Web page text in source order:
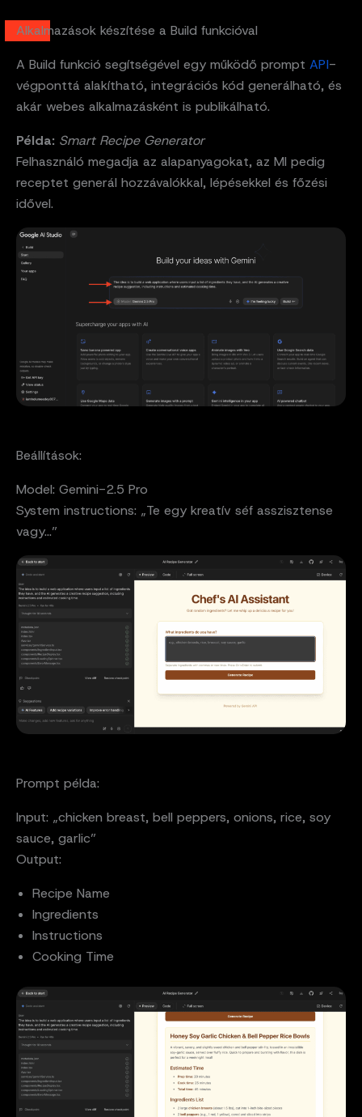
Alkalmazások készítése a Build funkcióval
A Build funkció segítségével egy működő prompt API-
végponttá alakítható, integrációs kód generálható, és
akár webes alkalmazásként is publikálható.
Példa: Smart Recipe Generator
Felhasználó megadja az alapanyagokat, az MI pedig
receptet generál hozzávalókkal, lépésekkel és főzési
idővel.
Beállítások:
Model: Gemini-2.5 Pro
System instructions: „Te egy kreatív séf asszisztense
vagy…”
Prompt példa:
Input: „chicken breast, bell peppers, onions, rice, soy
sauce, garlic”
Output:
Recipe Name
Ingredients
Instructions
Cooking Time